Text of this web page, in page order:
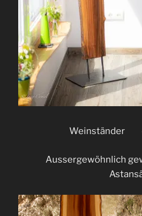
Weinständer
Aussergewöhnlich